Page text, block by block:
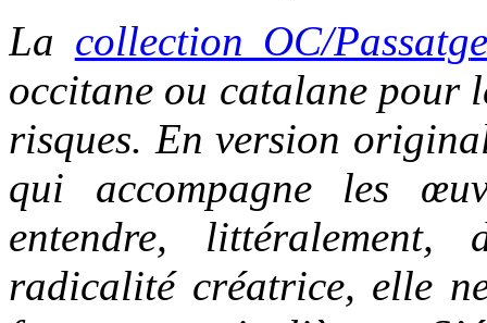
La collection OC/Passatg
occitane ou catalane pour
risques. En version
qui accompagne les
entendre,
radicalité créatrice, elle